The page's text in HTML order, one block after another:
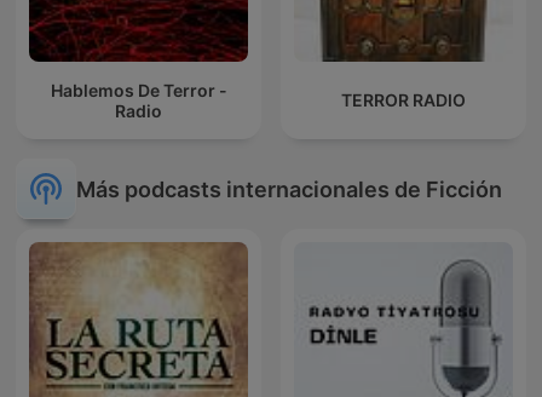
Hablemos De Terror -
Radio
TERROR RADIO
Más podcasts internacionales de Ficción